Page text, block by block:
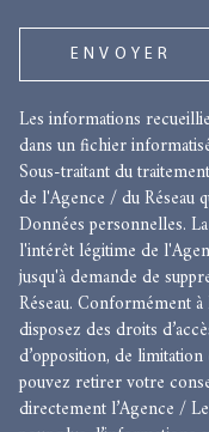
ENVOYER
Les informations
dans un fichier
Sous-traitant du
de l'Agence / du Réseau
Données personnelles.
l'intérêt légitime de
jusqu'à demande de
Réseau. Conformément
disposez des droits
d’opposition, de
pouvez retirer votre
directement l’Agence /